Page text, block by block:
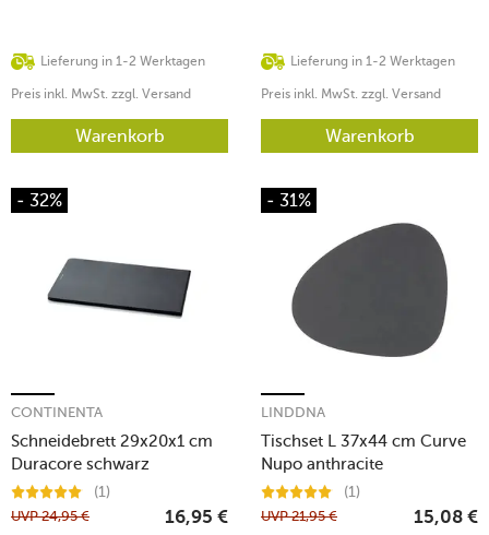
Lieferung in 1-2 Werktagen
Preis inkl. MwSt. zzgl. Versand
Warenkorb
Lieferung in 1-2 Werktagen
Preis inkl. MwSt. zzgl. Versand
Warenkorb
- 32%
Schneidebrett 29x20x1 cm
Duracore schwarz
CONTINENTA
(1)
UVP24,95 € 16,95 €
- 31%
Tischset L 37x44 cm Curve
Nupo anthracite
LINDDNA
(1)
UVP21,95 € 15,08 €